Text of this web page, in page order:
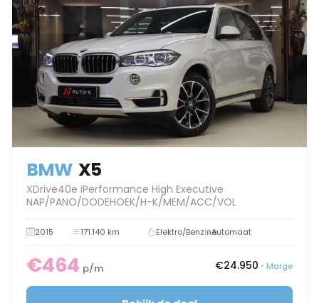
BMW X5
XDrive40e iPerformance High Executive
NAP/PANO/DODEHOEK/H-K/MEM/ACC/VOL
2015 171.140 km Elektro/BenzineAutomaat
€464 p/m €24.950 • Marge